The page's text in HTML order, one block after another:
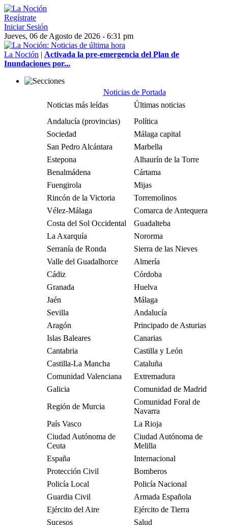
Regístrate
Iniciar Sesión
Jueves, 06 de Agosto de 2026 - 6:31 pm
La Noción | Activada la pre-emergencia del Plan de
Inundaciones por...
Noticias de Portada
Noticias más leídas
Últimas noticias
Andalucía (provincias)
Política
Sociedad
Málaga capital
San Pedro Alcántara
Marbella
Estepona
Alhaurín de la Torre
Benalmádena
Cártama
Fuengirola
Mijas
Rincón de la Victoria
Torremolinos
Vélez-Málaga
Comarca de Antequera
Costa del Sol Occidental
Guadalteba
La Axarquía
Nororma
Serranía de Ronda
Sierra de las Nieves
Valle del Guadalhorce
Almería
Cádiz
Córdoba
Granada
Huelva
Jaén
Málaga
Sevilla
Andalucía
Aragón
Principado de Asturias
Islas Baleares
Canarias
Cantabria
Castilla y León
Castilla-La Mancha
Cataluña
Comunidad Valenciana
Extremadura
Galicia
Comunidad de Madrid
Región de Murcia
Comunidad Foral de
Navarra
País Vasco
La Rioja
Ciudad Autónoma de
Ceuta
Ciudad Autónoma de
Melilla
España
Internacional
Protección Civil
Bomberos
Policía Local
Policía Nacional
Guardia Civil
Armada Española
Ejército del Aire
Ejército de Tierra
Sucesos
Salud